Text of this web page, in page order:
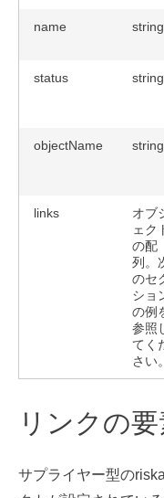
name string
status string
objectName string
links
オブ
ェク
の配
列。
のセ
ショ
の例
参照
てく
さい。
リンクの要
サプライヤー型の